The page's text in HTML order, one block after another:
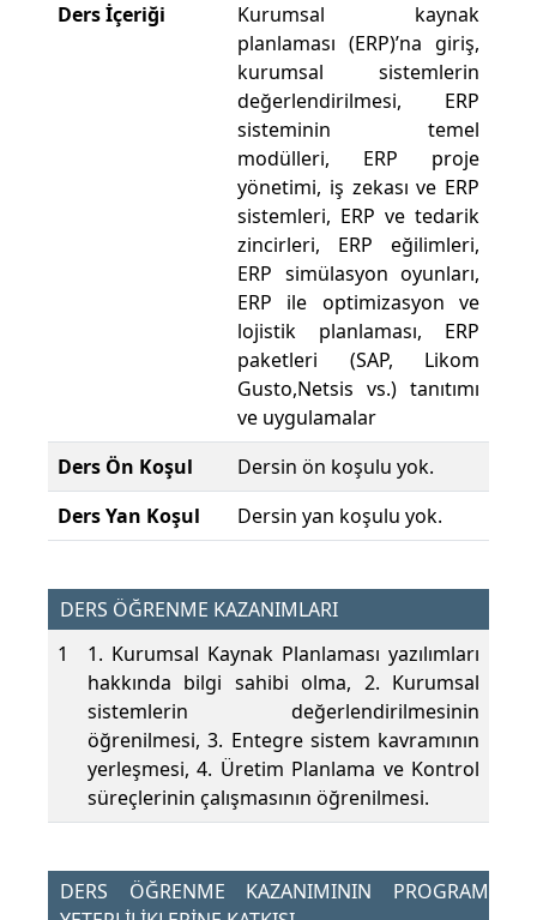
Ders İçeriği
Kurumsal kaynak
planlaması (ERP)’na giriş,
kurumsal sistemlerin
değerlendirilmesi, ERP
sisteminin temel
modülleri, ERP proje
yönetimi, iş zekası ve ERP
sistemleri, ERP ve tedarik
zincirleri, ERP eğilimleri,
ERP simülasyon oyunları,
ERP ile optimizasyon ve
lojistik planlaması, ERP
paketleri (SAP, Likom
Gusto,Netsis vs.) tanıtımı
ve uygulamalar
Ders Ön Koşul
Dersin ön koşulu yok.
Ders Yan Koşul
Dersin yan koşulu yok.
DERS ÖĞRENME KAZANIMLARI
1
1. Kurumsal Kaynak Planlaması yazılımları
hakkında bilgi sahibi olma, 2. Kurumsal
sistemlerin değerlendirilmesinin
öğrenilmesi, 3. Entegre sistem kavramının
yerleşmesi, 4. Üretim Planlama ve Kontrol
süreçlerinin çalışmasının öğrenilmesi.
DERS ÖĞRENME KAZANIMININ PROGRAM